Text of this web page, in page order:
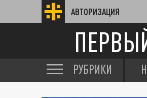
АВТОРИЗАЦИЯ
РУБРИКИ